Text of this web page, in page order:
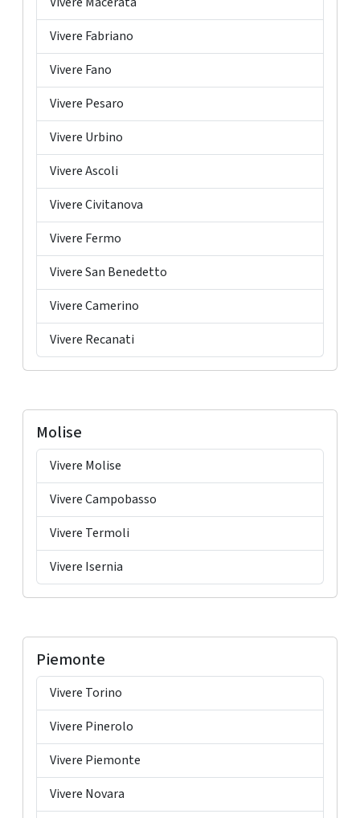
Vivere Fabriano
Vivere Fano
Vivere Pesaro
Vivere Urbino
Vivere Ascoli
Vivere Civitanova
Vivere Fermo
Vivere San Benedetto
Vivere Camerino
Vivere Recanati
Molise
Vivere Molise
Vivere Campobasso
Vivere Termoli
Vivere Isernia
Piemonte
Vivere Torino
Vivere Pinerolo
Vivere Piemonte
Vivere Novara